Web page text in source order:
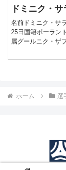
ドミニク・サ
名前ドミニク・サ
25日国籍ポーラン
属グールニク・ザ
ホーム 選